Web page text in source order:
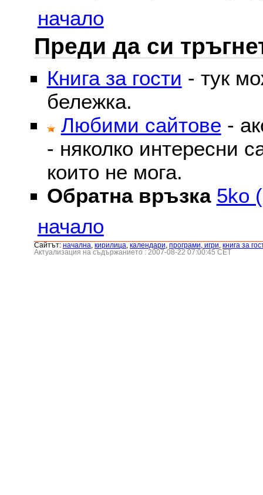
начало
Преди да си
Книга за гости - тук
бележка.
Любими сайтове -
- няколко интересни
които не мога.
Обратна връзка 5ko
начало
Сайтът: началнa кирилица календари програми, игри книга за
Актуализация на съдържанието : 2007-08-22 07:00:45 CET